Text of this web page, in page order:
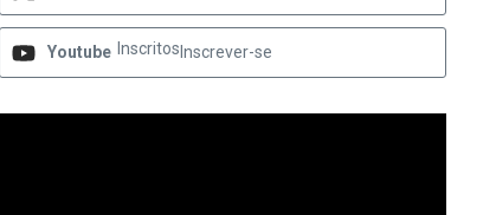
Youtube Inscritos Inscrever-se